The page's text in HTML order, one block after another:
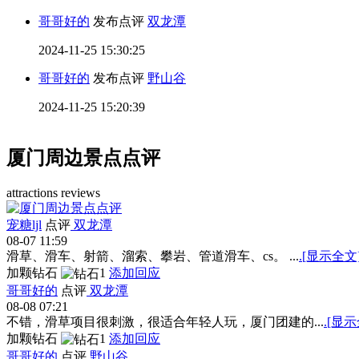
哥哥好的 发布点评 双龙潭
2024-11-25 15:30:25
哥哥好的 发布点评 野山谷
2024-11-25 15:20:39
厦门周边景点点评
attractions reviews
宠糖ljl 点评 双龙潭
08-07 11:59
滑草、滑车、射箭、溜索、攀岩、管道滑车、cs。 ....[显示全
加颗钻石
1 添加回应
哥哥好的 点评 双龙潭
08-08 07:21
不错，滑草项目很刺激，很适合年轻人玩，厦门团建的....[显
加颗钻石
1 添加回应
哥哥好的 点评 野山谷